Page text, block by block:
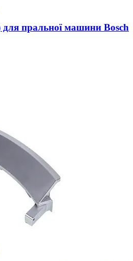
пральної машини Bosch